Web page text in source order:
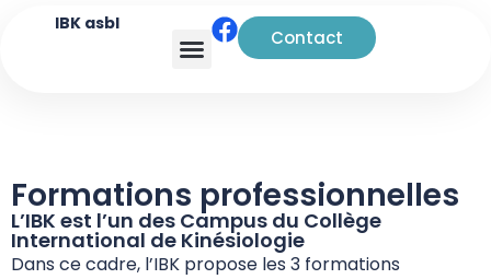
IBK asbl
Contact
Formations professionnelles
L’IBK est l’un des Campus du Collège
International de Kinésiologie
Dans ce cadre, l’IBK propose les 3 formations